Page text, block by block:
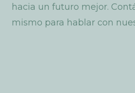
hacia un futuro mejor.
mismo para hablar con